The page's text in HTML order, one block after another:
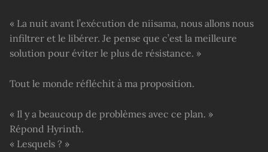
« La nuit avant l’exécution de niisama, nous allons nous
infiltrer et le libérer. Je pense que c’est la meilleure
solution pour éviter le plus de résistance. »
Tout le monde réfléchit à ma proposition.
« Il y a beaucoup de problèmes avec ce plan. »
Répond Hyrinth.
« Lesquels ? »